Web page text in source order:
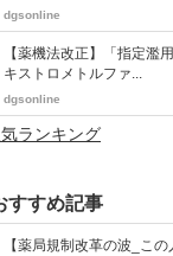
dgsonline
【薬機法改正】「指定濫
キストロメトルファ...
dgsonline
ランキング
すすめ記事
【薬局規制改革の波_こ